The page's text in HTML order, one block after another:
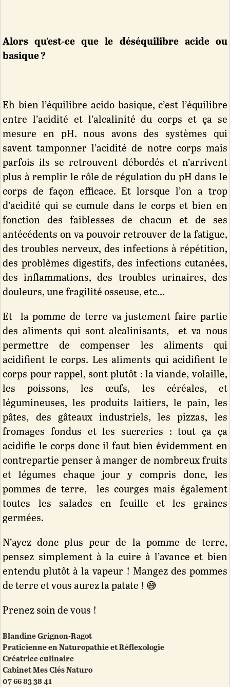
Alors qu’est-ce que le déséquilibre acide ou
basique ?
Eh bien l’équilibre acido basique, c’est l’équilibre
entre l’acidité et l’alcalinité du corps et ça se
mesure en pH. nous avons des systèmes qui
savent tamponner l’acidité de notre corps mais
parfois ils se retrouvent débordés et n’arrivent
plus à remplir le rôle de régulation du pH dans le
corps de façon efficace. Et lorsque l’on a trop
d’acidité qui se cumule dans le corps et bien en
fonction des faiblesses de chacun et de ses
antécédents on va pouvoir retrouver de la fatigue,
des troubles nerveux, des infections à répétition,
des problèmes digestifs, des infections cutanées,
des inflammations, des troubles urinaires, des
douleurs, une fragilité osseuse, etc…
Et la pomme de terre va justement faire partie
des aliments qui sont alcalinisants, et va nous
permettre de compenser les aliments qui
acidifient le corps. Les aliments qui acidifient le
corps pour rappel, sont plutôt : la viande, volaille,
les poissons, les œufs, les céréales, et
légumineuses, les produits laitiers, le pain, les
pâtes, des gâteaux industriels, les pizzas, les
fromages fondus et les sucreries : tout ça ça
acidifie le corps donc il faut bien évidemment en
contrepartie penser à manger de nombreux fruits
et légumes chaque jour y compris donc, les
pommes de terre, les courges mais également
toutes les salades en feuille et les graines
germées.
N’ayez donc plus peur de la pomme de terre,
pensez simplement à la cuire à l’avance et bien
entendu plutôt à la vapeur ! Mangez des pommes
de terre et vous aurez la patate ! 😅
Prenez soin de vous !
Blandine Grignon-Ragot
Praticienne en Naturopathie et Réflexologie
Créatrice culinaire
Cabinet Mes Clés Naturo
07 66 83 38 41